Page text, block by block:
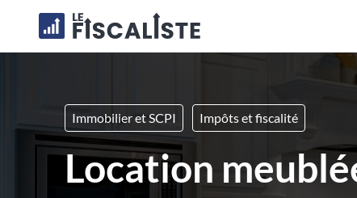
Immobilier et SCPI Impôts et fiscalité
Location